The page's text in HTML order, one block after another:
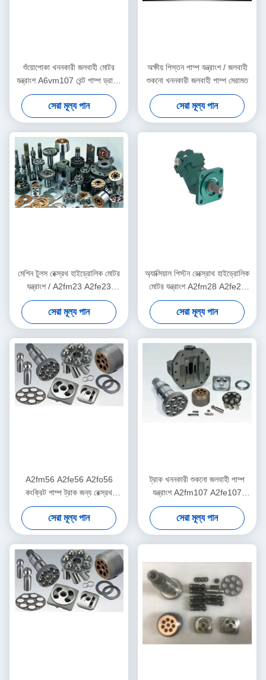
শুঁয়োপোকা খননকারী জলবাহী মোটর
যন্ত্রাংশ A6vm107 বেন্ট পাম্প ড্রাইভ
শ্যাফ্ট
সেরা মূল্য পান
অক্ষীয় পিস্তন পাম্প যন্ত্রাংশ / জলবাহী
শুকনো খননকারী জলবাহী পাম্প মেরামত
সেরা মূল্য পান
মেশিন টুলস রেক্স্রথ হাইড্রোলিক মোটর
যন্ত্রাংশ / A2fm23 A2fe23
A2fo23 পিস্টন পাম্প যন্ত্রাংশ
সেরা মূল্য পান
অ্যাক্সিয়াল পিস্টন রেক্স্রোথ হাইড্রোলিক
মোটর যন্ত্রাংশ A2fm28 A2fe28
A2fo28 বেন্ট পাম্প সরবরাহ
সেরা মূল্য পান
A2fm56 A2fe56 A2fo56
কংক্রিট পাম্প ট্রাক জন্য রেক্স্রথ
হাইড্রোলিক পাম্প যন্ত্রাংশ
সেরা মূল্য পান
ট্রাক খননকারী শুকনো জলবাহী পাম্প
যন্ত্রাংশ A2fm107 A2fe107
A2fo107
সেরা মূল্য পান